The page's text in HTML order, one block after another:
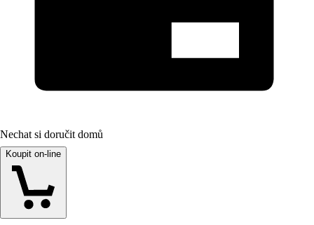
Nechat si doručit domů
Koupit on-line